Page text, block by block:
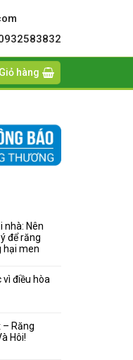
Giỏ hàng
nhà: Nên
để răng
hại men
vì điều hòa
– Răng
Hôi!